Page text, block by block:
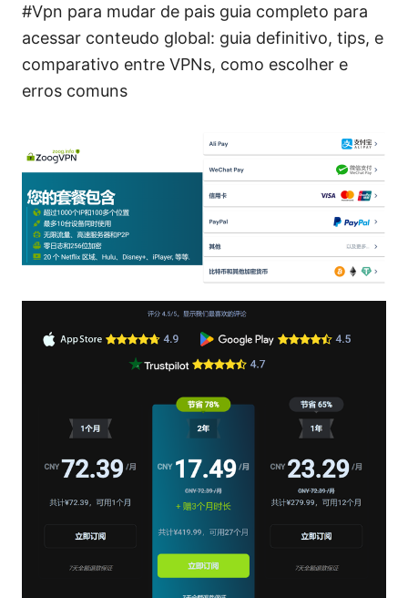
#Vpn para mudar de pais guia completo para
acessar conteudo global: guia definitivo, tips, e
comparativo entre VPNs, como escolher e
erros comuns